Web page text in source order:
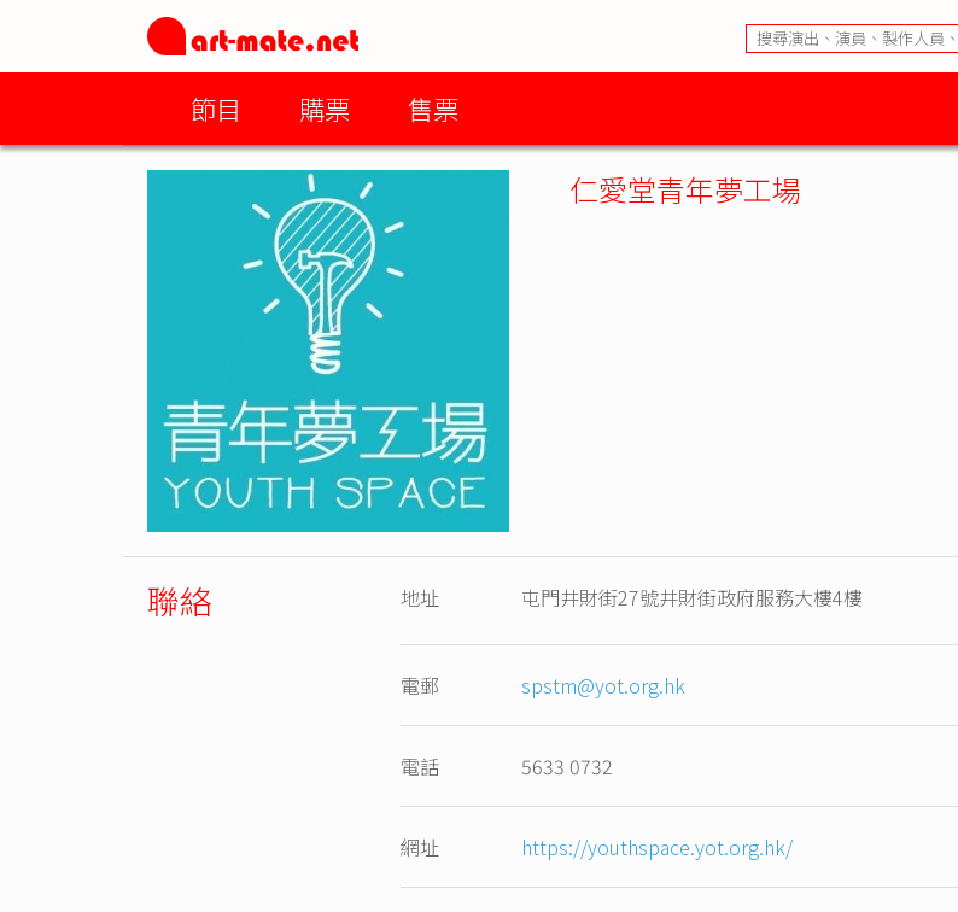
節目 購票 售票
仁愛堂青年夢工場
聯絡 地址 屯門井財街27號井財街政府服務大樓4樓
電郵 spstm@yot.org.hk
電話 5633 0732
網址 https://youthspace.yot.org.hk/